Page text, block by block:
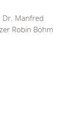
Dr. Manfred
Robin Böhm